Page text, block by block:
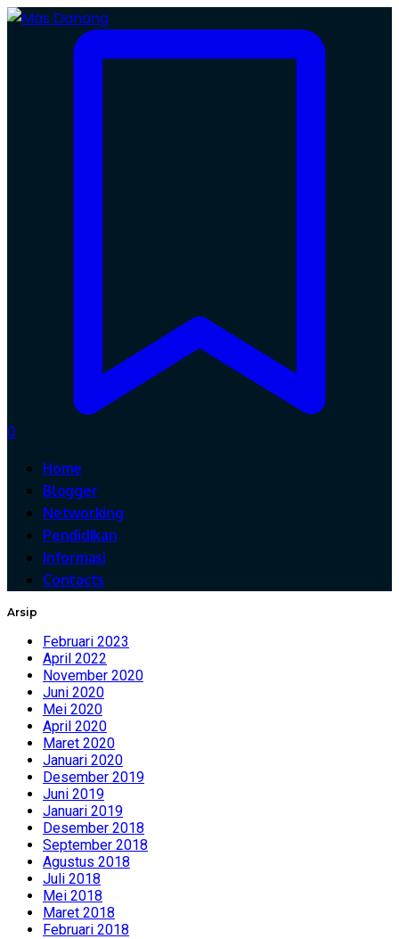
0
Home
Blogger
Networking
Pendidikan
Informasi
Contacts
Arsip
Februari 2023
April 2022
November 2020
Juni 2020
Mei 2020
April 2020
Maret 2020
Januari 2020
Desember 2019
Juni 2019
Januari 2019
Desember 2018
September 2018
Agustus 2018
Juli 2018
Mei 2018
Maret 2018
Februari 2018